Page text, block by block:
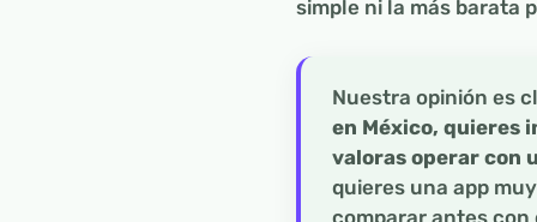
simple ni la más barata
Nuestra opinión es
en México, quieres
valoras operar con
quieres una app